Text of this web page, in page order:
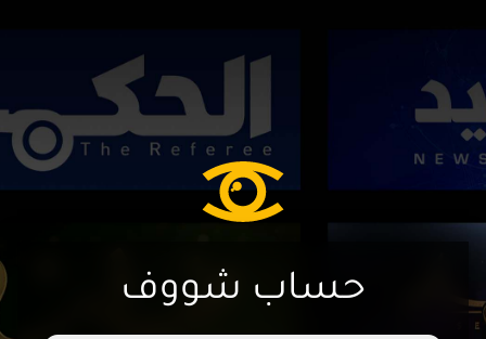
حساب شووف